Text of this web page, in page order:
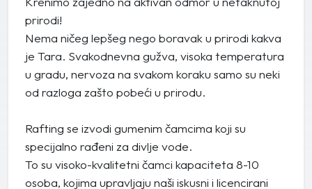
prirodi!
Nema ničeg lepšeg nego boravak u prirodi kakva
je Tara. Svakodnevna gužva, visoka temperatura
u gradu, nervoza na svakom koraku samo su neki
od razloga zašto pobeći u prirodu.
Rafting se izvodi gumenim čamcima koji su
specijalno rađeni za divlje vode.
To su visoko-kvalitetni čamci kapaciteta 8-10
osoba, kojima upravljaju naši iskusni i licencirani